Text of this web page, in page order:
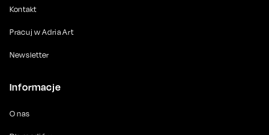
Kontakt
Pracuj w Adria Art
Newsletter
Informacje
O nas